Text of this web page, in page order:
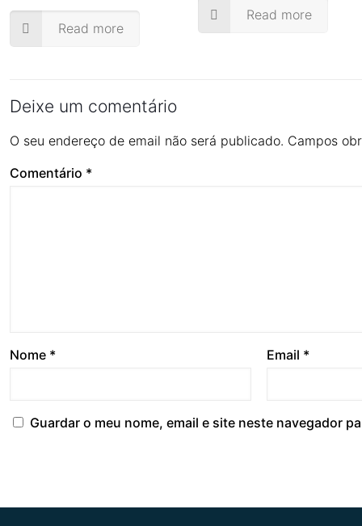
Read more
Read more
Deixe um comentário
O seu endereço de email não será publicado. Campos
Comentário *
Nome * Email *
Guardar o meu nome, email e site neste navegador